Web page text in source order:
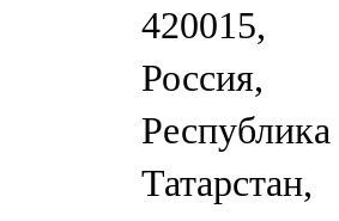
420015,
Россия,
Республика
Татарстан,